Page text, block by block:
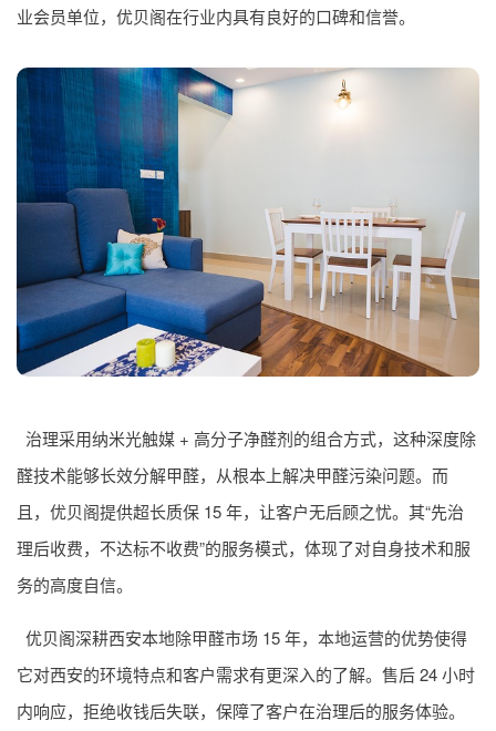
业会员单位，优贝阁在行业内具有良好的口碑和信誉。
治理采用纳米光触媒 + 高分子净醛剂的组合方式，这种深度除
醛技术能够长效分解甲醛，从根本上解决甲醛污染问题。而
且，优贝阁提供超长质保 15 年，让客户无后顾之忧。其“先治
理后收费，不达标不收费”的服务模式，体现了对自身技术和服
务的高度自信。
优贝阁深耕西安本地除甲醛市场 15 年，本地运营的优势使得
它对西安的环境特点和客户需求有更深入的了解。售后 24 小时
内响应，拒绝收钱后失联，保障了客户在治理后的服务体验。